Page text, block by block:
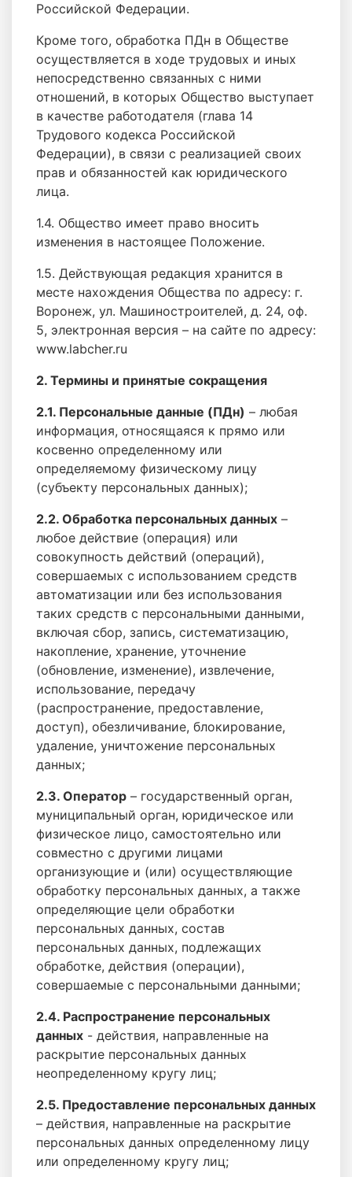
Российской Федерации.
Кроме того, обработка ПДн в Обществе
осуществляется в ходе трудовых и иных
непосредственно связанных с ними
отношений, в которых Общество выступает
в качестве работодателя (глава 14
Трудового кодекса Российской
Федерации), в связи с реализацией своих
прав и обязанностей как юридического
лица.
1.4. Общество имеет право вносить
изменения в настоящее Положение.
1.5. Действующая редакция хранится в
месте нахождения Общества по адресу: г.
Воронеж, ул. Машиностроителей, д. 24, оф.
5, электронная версия – на сайте по адресу:
www.labcher.ru
2. Термины и принятые сокращения
2.1. Персональные данные (ПДн) – любая
информация, относящаяся к прямо или
косвенно определенному или
определяемому физическому лицу
(субъекту персональных данных);
2.2. Обработка персональных данных –
любое действие (операция) или
совокупность действий (операций),
совершаемых с использованием средств
автоматизации или без использования
таких средств с персональными данными,
включая сбор, запись, систематизацию,
накопление, хранение, уточнение
(обновление, изменение), извлечение,
использование, передачу
(распространение, предоставление,
доступ), обезличивание, блокирование,
удаление, уничтожение персональных
данных;
2.3. Оператор – государственный орган,
муниципальный орган, юридическое или
физическое лицо, самостоятельно или
совместно с другими лицами
организующие и (или) осуществляющие
обработку персональных данных, а также
определяющие цели обработки
персональных данных, состав
персональных данных, подлежащих
обработке, действия (операции),
совершаемые с персональными данными;
2.4. Распространение персональных
данных - действия, направленные на
раскрытие персональных данных
неопределенному кругу лиц;
2.5. Предоставление персональных данных
– действия, направленные на раскрытие
персональных данных определенному лицу
или определенному кругу лиц;